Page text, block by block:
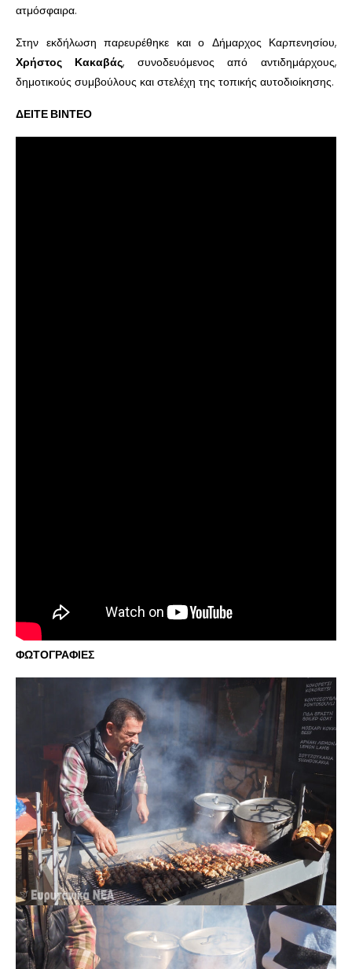
ατμόσφαιρα.
Στην εκδήλωση παρευρέθηκε και ο Δήμαρχος Καρπενησίου,
Χρήστος Κακαβάς, συνοδευόμενος από αντιδημάρχους,
δημοτικούς συμβούλους και στελέχη της τοπικής αυτοδιοίκησης.
ΔΕΙΤΕ ΒΙΝΤΕΟ
ΦΩΤΟΓΡΑΦΙΕΣ